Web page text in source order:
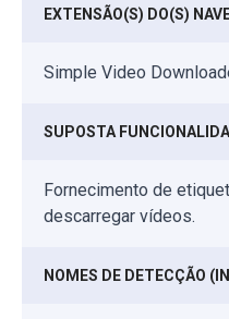
EXTENSÃO(S) DO(S)
Simple Video
SUPOSTA
Fornecimento de
descarregar vídeos.
NOMES DE DETECÇÃO